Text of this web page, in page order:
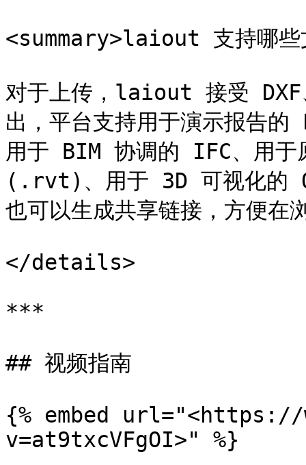
<summary>laiout 支持哪些
对于上传，laiout 接受 DXF
出，平台支持用于演示报告的
用于 BIM 协调的 IFC、用
(.rvt)、用于 3D 可视化的
也可以生成共享链接，方便在
</details>
***
## 视频指南
{% embed url="<https://